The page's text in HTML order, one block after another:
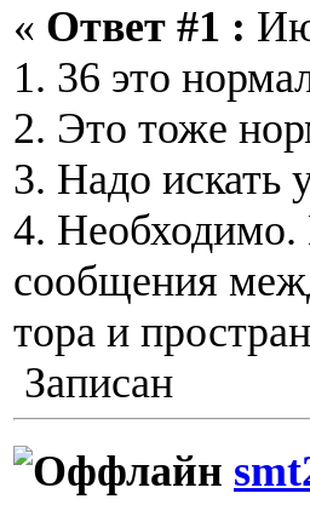
« Ответ #1 :
1. 36 это
2. Это тоже
3. Надо искать
4.
сообщения
тора и
Записан